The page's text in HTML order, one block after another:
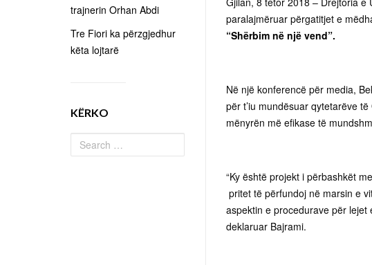
paralajmëruar përgatitjet e
“Shërbim në një vend”.
Në një konferencë për media,
për t’iu mundësuar qytetarëve
mënyrën më efikase të
“Ky është projekt i përbashkët
pritet të përfundoj në marsin e
aspektin e procedurave për lejet
deklaruar Bajrami.
trajnerin Orhan Abdi
Tre Fiori ka përzgjedhur
këta lojtarë
KËRKO